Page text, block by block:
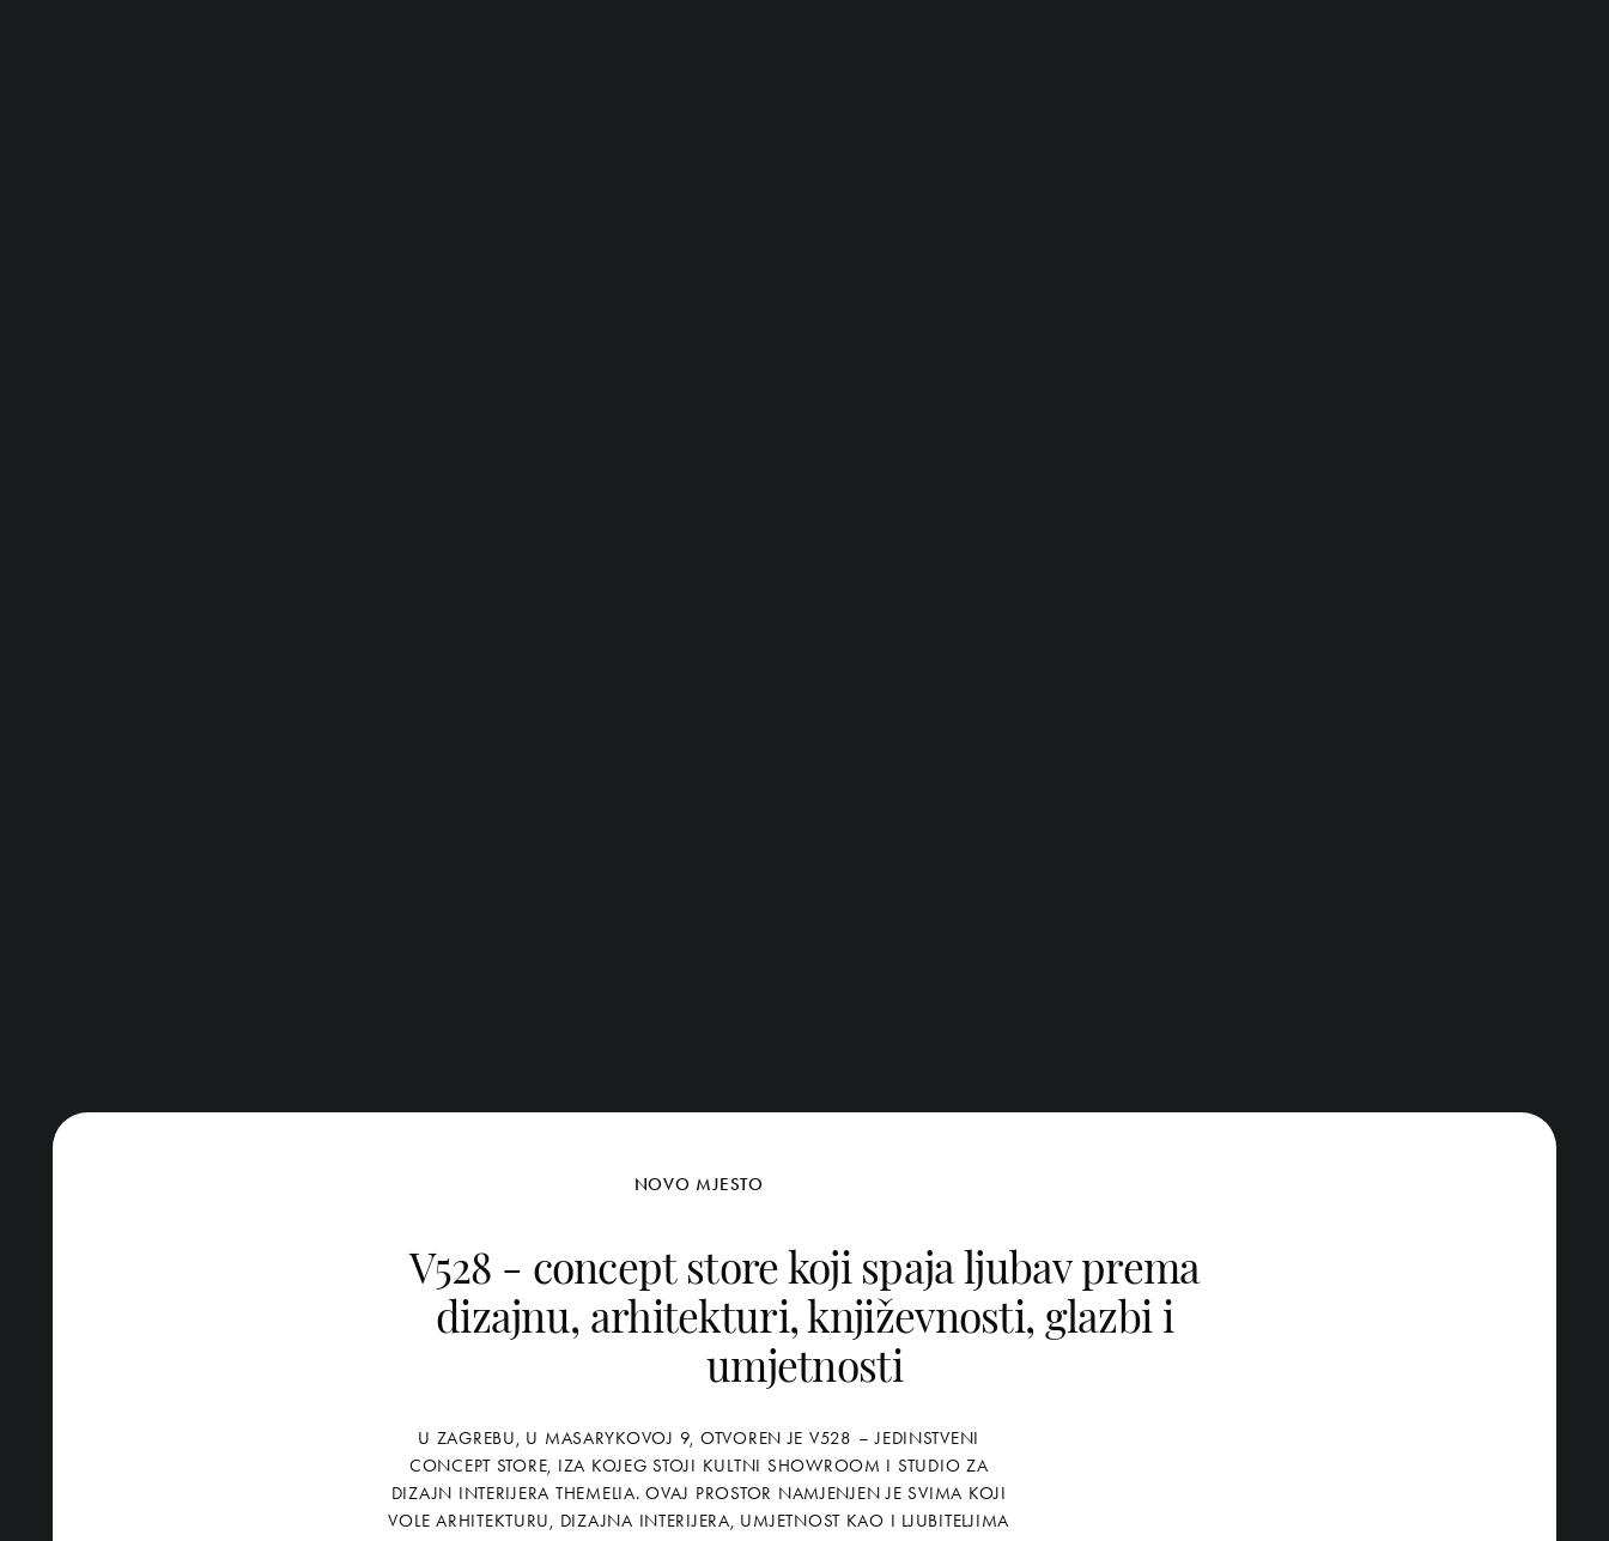
NOVO MJESTO
V528 - concept store koji spaja ljubav prema
dizajnu, arhitekturi, književnosti, glazbi i
umjetnosti
U ZAGREBU, U MASARYKOVOJ 9, OTVOREN JE V528 – JEDINSTVENI
CONCEPT STORE, IZA KOJEG STOJI KULTNI SHOWROOM I STUDIO ZA
DIZAJN INTERIJERA THEMELIA. OVAJ PROSTOR NAMJENJEN JE SVIMA KOJI
VOLE ARHITEKTURU, DIZAJNA INTERIJERA, UMJETNOST KAO I LJUBITELJIMA